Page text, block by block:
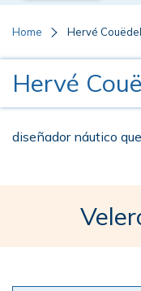
Home Hervé Couëdel
Hervé
diseñador náutico